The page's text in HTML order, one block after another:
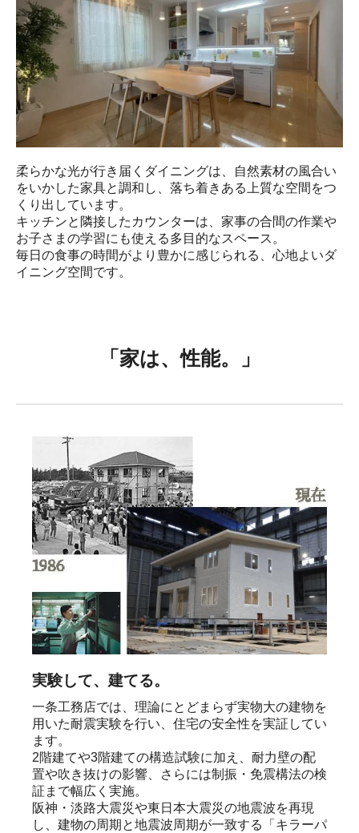
柔らかな光が行き届くダイニングは、自然素材の風合い
をいかした家具と調和し、落ち着きある上質な空間をつ
くり出しています。
キッチンと隣接したカウンターは、家事の合間の作業や
お子さまの学習にも使える多目的なスペース。
毎日の食事の時間がより豊かに感じられる、心地よいダ
イニング空間です。
「家は、性能。」
実験して、建てる。
一条工務店では、理論にとどまらず実物大の建物を
用いた耐震実験を行い、住宅の安全性を実証してい
ます。
2階建てや3階建ての構造試験に加え、耐力壁の配
置や吹き抜けの影響、さらには制振・免震構法の検
証まで幅広く実施。
阪神・淡路大震災や東日本大震災の地震波を再現
し、建物の周期と地震波周期が一致する「キラーパ